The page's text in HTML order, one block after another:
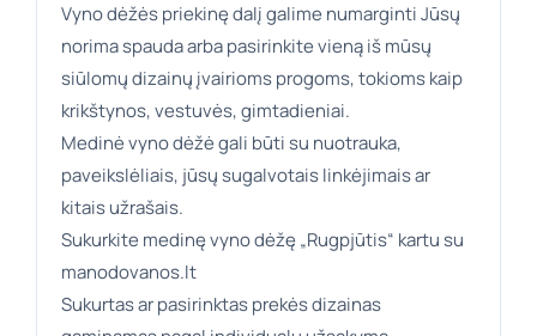
Vyno dėžės priekinę dalį galime numarginti Jūsų
norima spauda arba pasirinkite vieną iš mūsų
siūlomų dizainų įvairioms progoms, tokioms kaip
krikštynos, vestuvės, gimtadieniai.
Medinė vyno dėžė gali būti su nuotrauka,
paveikslėliais, jūsų sugalvotais linkėjimais ar
kitais užrašais.
Sukurkite medinę vyno dėžę „Rugpjūtis“ kartu su
manodovanos.lt
Sukurtas ar pasirinktas prekės dizainas